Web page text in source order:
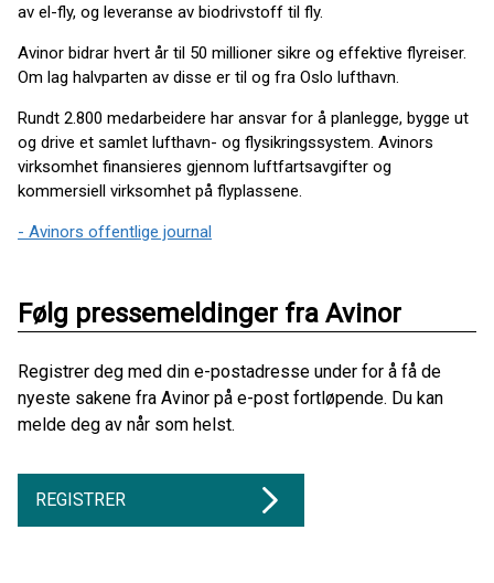
av el-fly, og leveranse av biodrivstoff til fly.
Avinor bidrar hvert år til 50 millioner sikre og effektive flyreiser.
Om lag halvparten av disse er til og fra Oslo lufthavn.
Rundt 2.800 medarbeidere har ansvar for å planlegge, bygge ut
og drive et samlet lufthavn- og flysikringssystem. Avinors
virksomhet finansieres gjennom luftfartsavgifter og
kommersiell virksomhet på flyplassene.
- Avinors offentlige journal
Følg pressemeldinger fra Avinor
Registrer deg med din e-postadresse under for å få de
nyeste sakene fra Avinor på e-post fortløpende. Du kan
melde deg av når som helst.
REGISTRER